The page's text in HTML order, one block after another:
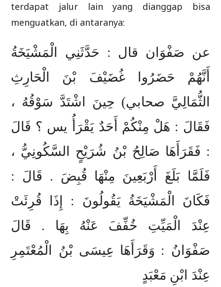
terdapat jalur lain yang dianggap bisa
menguatkan, di antaranya:
عن صَفْوَان قال : حَدَّثَنِي الْمَشْيَخَةُ
أَنَّهُمْ حَضَرُوا غُضَيْفَ بْنَ الْحَارِثِ
الثُّمَالِيَّ صحابي) حِينَ اشْتَدَّ سَوْقُهُ ،
فَقَالَ : هَلْ مِنْكُمْ أَحَدٌ يَقْرَأُ يس ؟ قَالَ
: فَقَرَأَهَا صَالِحُ بْنُ شُرَيْحٍ السَّكُونِيُّ ،
فَلَمَّا بَلَغَ أَرْبَعِينَ مِنْهَا قُبِضَ . قَالَ :
فَكَانَ الْمَشْيَخَةُ يَقُولُونَ : إِذَا قُرِئَتْ
عِنْدَ الْمَيِّتِ خُفِّفَ عَنْهُ بِهَا . قَالَ
صَفْوَانُ : وَقَرَأَهَا عِيسَى بْنُ الْمُعْتَمِرِ
عِنْدَ ابْنِ مَعْبَدٍ